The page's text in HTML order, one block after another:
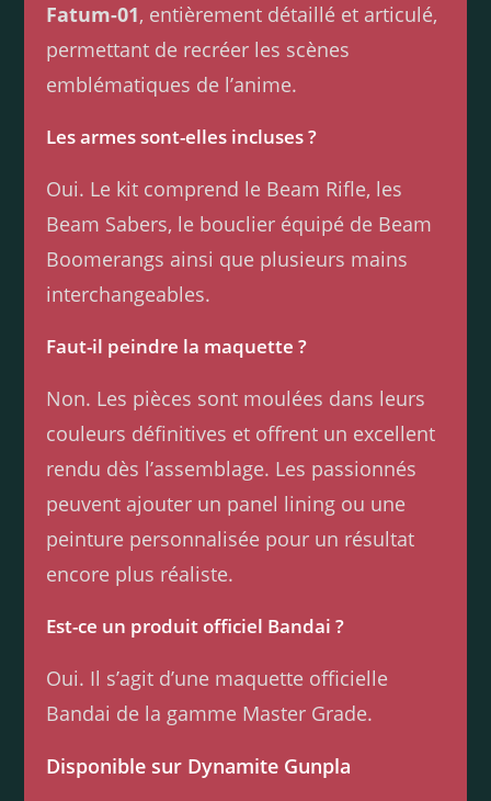
Fatum-01, entièrement détaillé et articulé,
permettant de recréer les scènes
emblématiques de l’anime.
Les armes sont-elles incluses ?
Oui. Le kit comprend le Beam Rifle, les
Beam Sabers, le bouclier équipé de Beam
Boomerangs ainsi que plusieurs mains
interchangeables.
Faut-il peindre la maquette ?
Non. Les pièces sont moulées dans leurs
couleurs définitives et offrent un excellent
rendu dès l’assemblage. Les passionnés
peuvent ajouter un panel lining ou une
peinture personnalisée pour un résultat
encore plus réaliste.
Est-ce un produit officiel Bandai ?
Oui. Il s’agit d’une maquette officielle
Bandai de la gamme Master Grade.
Disponible sur Dynamite Gunpla